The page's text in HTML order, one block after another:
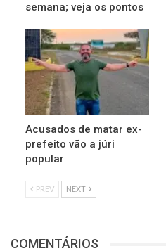
semana; veja os pontos
Acusados de matar ex-
prefeito vão a júri
popular
PREV NEXT
COMENTÁRIOS